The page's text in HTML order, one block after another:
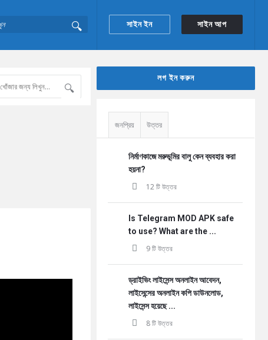
সাইন ইন সাইন আপ
লগ ইন করুন
জনপ্রিয় উত্তর
নির্মাণকাজে মরুভূমির বালু কেন ব্যবহার করা
হয়না?
12 টি উত্তর
Is Telegram MOD APK safe
to use? What are the ...
9 টি উত্তর
ড্রাইভিং লাইসেন্স অনলাইন আবেদন,
লাইসেন্সের অনলাইন কপি ডাউনলোড,
লাইসেন্স হয়েছে ...
8 টি উত্তর